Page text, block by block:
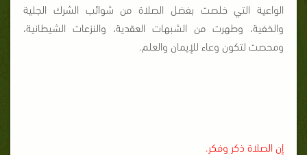
الواعية التي خلصت بفضل الصلاة من شوائب الشرك الجلية
والخفية، وطهرت من الشبهات العقدية، والنزعات الشيطانية،
ومحصت لتكون وعاء للإيمان والعلم.
إن الصلاة ذكر وفكر.